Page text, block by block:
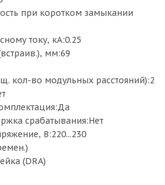
при коротком замыкании
току, кА:0.25
мм:69
кол-во модульных расстояний):2
срабатывания:Нет
В:220...230
(DRA)